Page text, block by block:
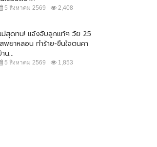
5 สิงหาคม 2569 2,408
ม่สุดทน! แจ้งจับลูกแท้ๆ วัย 25
พยาหลอน ทำร้าย-ขืนใจตนคา
น...
5 สิงหาคม 2569 1,853